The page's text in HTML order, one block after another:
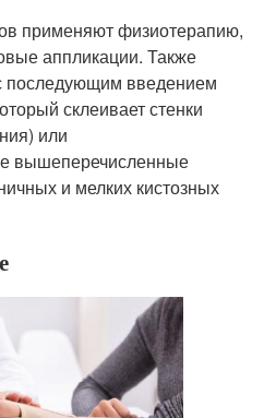
применяют физиотерапию,
аппликации. Также
последующим введением
склеивает стенки
или
вышеперечисленные
и мелких кистозных